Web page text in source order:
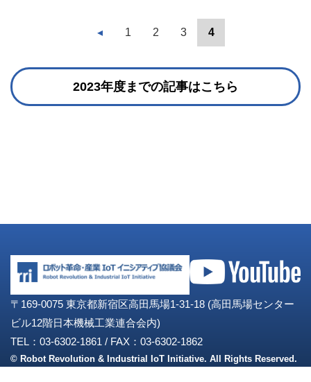
◂ 1 2 3 4
2023年度までの記事はこちら
〒169-0075 東京都新宿区高田馬場1-31-18 (高田馬場センター
ビル12階日本機械工業連合会内)
TEL：03-6302-1861 / FAX：03-6302-1862
© Robot Revolution & Industrial IoT Initiative. All Rights Reserved.